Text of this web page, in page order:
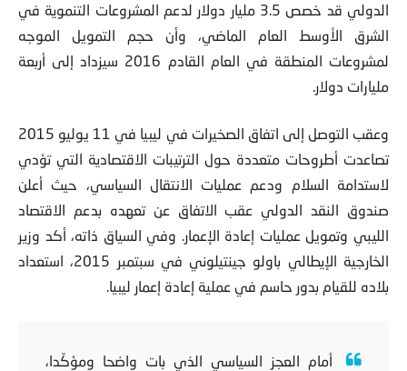
الدولي قد خصص 3.5 ملیار دولار لدعم المشروعات التنمویة في
الشرق الأوسط العام الماضي، وأن حجم التمویل الموجه
لمشروعات المنطقة في العام القادم 2016 سیزداد إلى أربعة
ملیارات دولار.
وعقب التوصل إلى اتفاق الصخیرات في لیبیا في 11 یولیو 2015
تصاعدت أطروحات متعددة حول الترتیبات الاقتصادیة التي تؤدي
لاستدامة السلام ودعم عملیات الانتقال السیاسي، حیث أعلن
صندوق النقد الدولي عقب الاتفاق عن تعهده بدعم الاقتصاد
اللیبي وتمویل عملیات إعادة الإعمار. وفي السیاق ذاته، أكد وزیر
الخارجیة الإیطالي باولو جینتیلوني في سبتمبر 2015، استعداد
بلاده للقیام بدور حاسم في عملیة إعادة إعمار لیبیا.
أمام العجز السياسي الذي بات واضحا ومؤكّدا،